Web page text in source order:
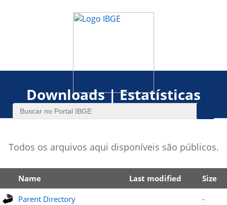
Downloads | Estatísticas
Todos os arquivos aqui disponíveis são públicos.
Name Last modified Size
Parent Directory -